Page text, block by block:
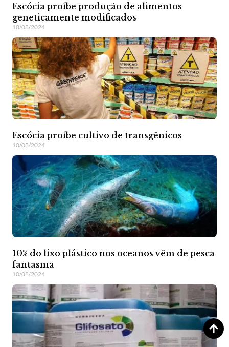
Escócia proíbe produção de alimentos
geneticamente modificados
10/08/2024
Escócia proíbe cultivo de transgênicos
10/08/2024
10% do lixo plástico nos oceanos vêm de pesca
fantasma
10/08/2024